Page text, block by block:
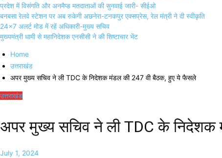
प्रदेश में विसंगति और अनमैप्ड मतदाताओं की सुनवाई जारी- सीईओ
बनबसा रेलवे स्टेशन पर अब रुकेगी अछनेरा-टनकपुर एक्सप्रेस, रेल मंत्री ने दी स्वीकृति
24×7 अलर्ट मोड में रहें अधिकारी-मुख्य सचिव
मुख्यमंत्री धामी से महानिदेशक एनसीसी ने की शिष्टाचार भेंट
Home
उत्तराखंड
अपर मुख्य सचिव ने ली TDC के निदेशक मंडल की 247 वी बैठक, हुए ये फैसले
उत्तराखंड
अपर मुख्य सचिव ने ली TDC के
July 1, 2024